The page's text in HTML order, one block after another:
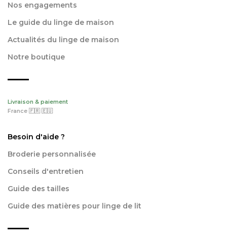
Nos engagements
Le guide du linge de maison
Actualités du linge de maison
Notre boutique
Livraison & paiement
France 🇫🇷 🇪🇺
Besoin d'aide ?
Broderie personnalisée
Conseils d'entretien
Guide des tailles
Guide des matières pour linge de lit